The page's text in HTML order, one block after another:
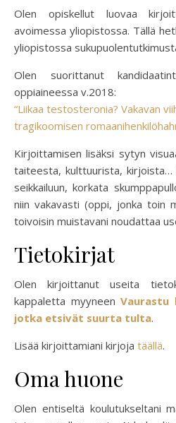
Olen opiskellut luovaa
avoimessa yliopistossa. Tällä
yliopistossa
Olen suorittanut
oppiaineessa v.2018:
“Liikaa testosteronia? Vakavan
tragikoomisen
Kirjoittamisen lisäksi sytyn
taiteesta, kulttuurista, kirjoista…
seikkailuun, korkata
niin vakavasti (oppi, jonka toin
toivoisin muistavani noudattaa
Tietokirjat
Olen kirjoittanut useita
kappaletta myyneen Vaurastu
jotka etsivät suurta tulta.
Lisää kirjoittamiani kirjoja täällä.
Oma huone
Olen entiseltä koulutukseltani